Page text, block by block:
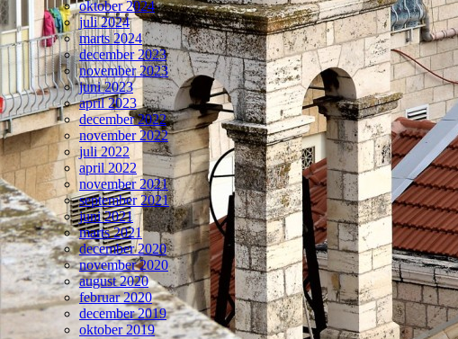
oktober 2024
juli 2024
marts 2024
december 2023
november 2023
juni 2023
april 2023
december 2022
november 2022
juli 2022
april 2022
november 2021
september 2021
juni 2021
marts 2021
december 2020
november 2020
august 2020
februar 2020
december 2019
oktober 2019